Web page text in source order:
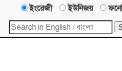
ইংরেজী ইউনিজয়